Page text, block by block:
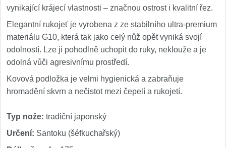
vynikající krájecí vlastnosti – značnou ostrost i kvalitní řez.
Elegantní rukojeť je vyrobena z ze stabilního ultra-premium
materiálu G10, která tak jako celý nůž opět vyniká svojí
odolností. Lze ji pohodlně uchopit do ruky, neklouže a je
odolná vůči agresivnímu prostředí.
Kovová podložka je velmi hygienická a zabraňuje
hromadění skvrn a nečistot mezi čepelí a rukojetí.
Typ nože: tradiční japonský
Určení: Santoku (šéfkuchařský)